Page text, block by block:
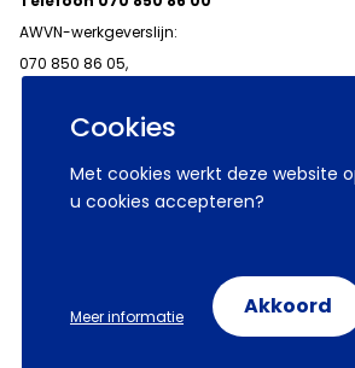
Cookies
Met cookies werkt deze website
u cookies accepteren?
Meer informatie Akkoord
AWVN-werkgeverslijn:
070 850 86 05,
© 2026 AWVN
Volg ons op: